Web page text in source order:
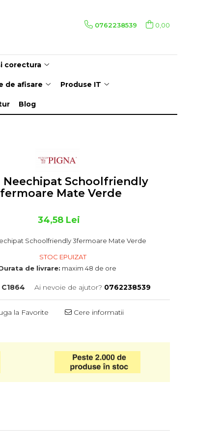
0762238539 0,00
corectura
de afisare Produse IT
Blog
Neechipat Schoolfriendly
Mate Verde
34,58 Lei
Schoolfriendly 3fermoare Mate Verde
STOC EPUIZAT
de livrare: maxim 48 de ore
C1864 Ai nevoie de ajutor? 0762238539
la Favorite Cere informatii